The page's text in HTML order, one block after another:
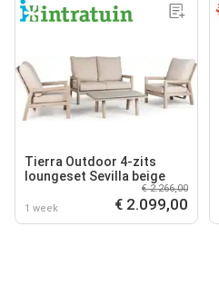
Tierra Outdoor 4-zits
loungeset Sevilla beige
1 week
€ 2.266,00
€ 2.099,00